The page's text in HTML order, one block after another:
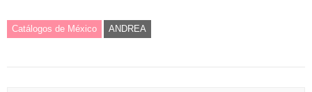
Catálogos de México ANDREA